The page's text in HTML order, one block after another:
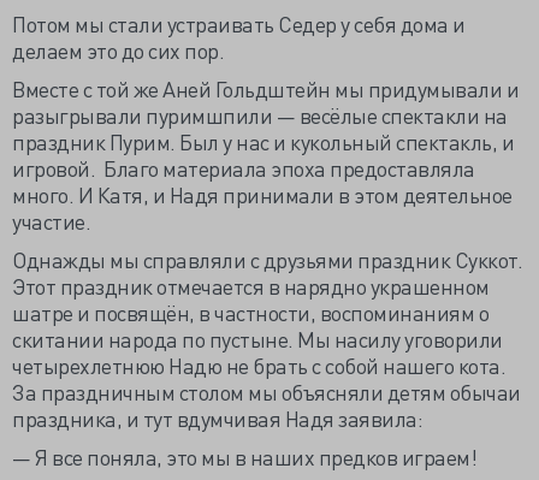
Потом мы стали устраивать Седер у себя дома и
делаем это до сих пор.
Вместе с той же Аней Гольдштейн мы придумывали и
разыгрывали пуримшпили — весёлые спектакли на
праздник Пурим. Был у нас и кукольный спектакль, и
игровой. Благо материала эпоха предоставляла
много. И Катя, и Надя принимали в этом деятельное
участие.
Однажды мы справляли с друзьями праздник Суккот.
Этот праздник отмечается в нарядно украшенном
шатре и посвящён, в частности, воспоминаниям о
скитании народа по пустыне. Мы насилу уговорили
четырехлетнюю Надю не брать с собой нашего кота.
За праздничным столом мы объясняли детям обычаи
праздника, и тут вдумчивая Надя заявила:
— Я все поняла, это мы в наших предков играем!